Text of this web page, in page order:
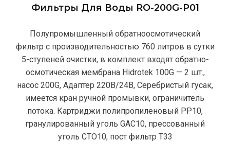
Фильтры Для Воды RO-200G-P01
Полупромышленный обратноосмотический
фильтр с производительностью 760 литров в сутки
5-ступеней очистки, в комплект входят обратно-
осмотическая мембрана Hidrotek 100G — 2 шт.,
насос 200G, Адаптер 220В/24В, Серебристый гусак,
имеется кран ручной промывки, ограничитель
потока. Картриджи полипропиленовый РР10,
гранулированный уголь GAC10, прессованный
уголь CTO10, пост фильтр T33